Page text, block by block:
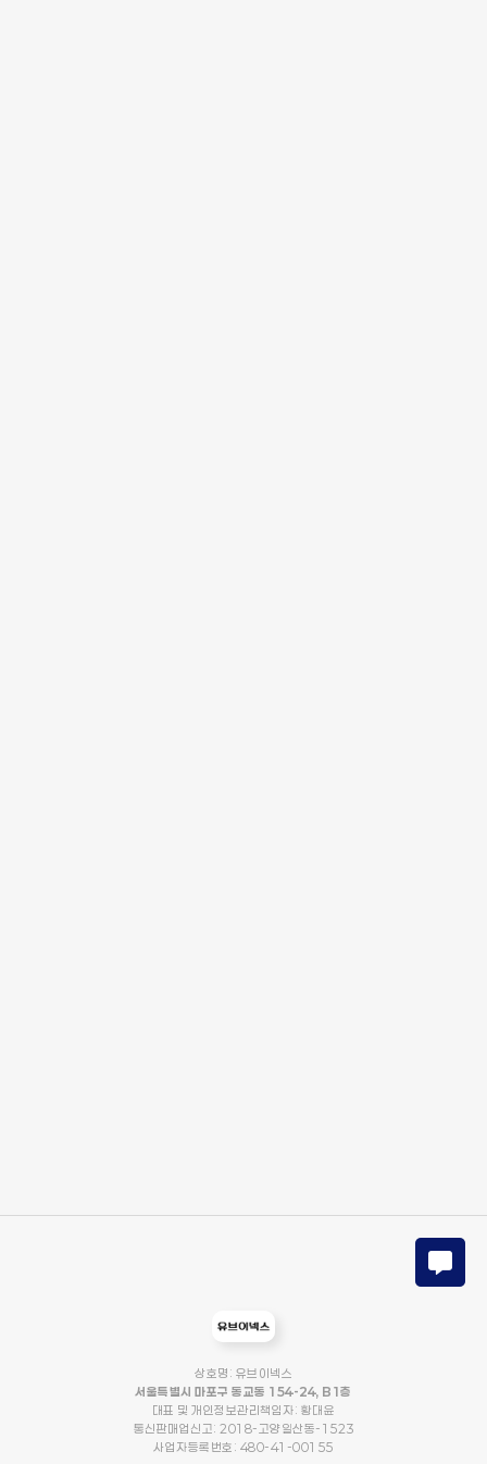
상호명: 유브이넥스
서울특별시 마포구 동교동 154-24, B1층
대표 및 개인정보관리책임자: 황대윤
통신판매업신고: 2018-고양일산동-1523
사업자등록번호: 480-41-00155